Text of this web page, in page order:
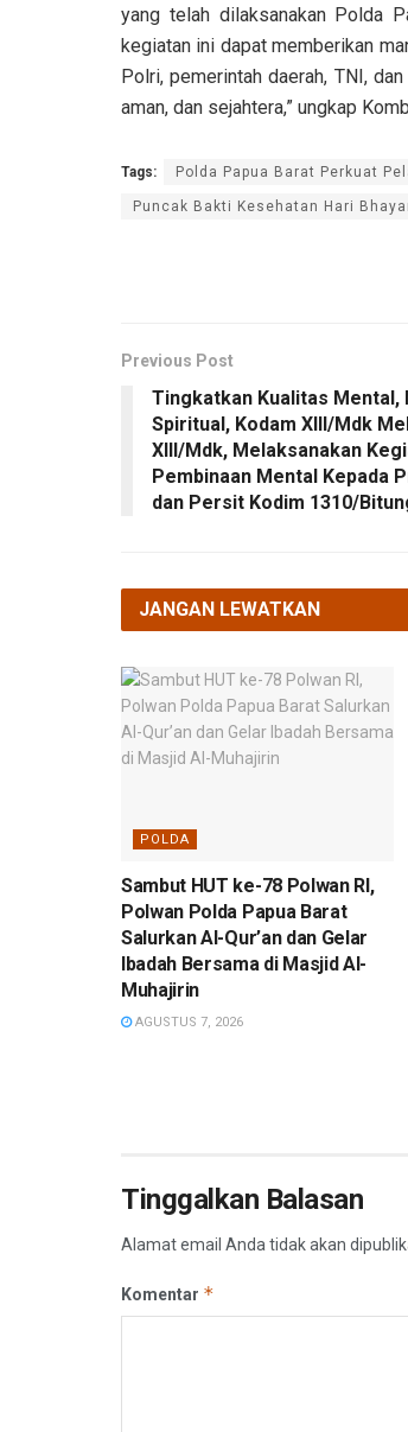
yang telah dilaksanakan Polda
kegiatan ini dapat memberikan
Polri, pemerintah daerah, TNI,
aman, dan sejahtera,” ungkap
Tags: Polda Papua Barat Perkuat
Puncak Bakti Kesehatan Hari
Previous Post
Tingkatkan Kualitas Mental,
Spiritual, Kodam XIII/Mdk
XIII/Mdk, Melaksanakan
Pembinaan Mental Kepada
dan Persit Kodim 1310/
JANGAN LEWATKAN
POLDA
Sambut HUT ke-78 Polwan RI,
Polwan Polda Papua Barat
Salurkan Al-Qur’an dan Gelar
Ibadah Bersama di Masjid Al-
Muhajirin
AGUSTUS 7, 2026
Tinggalkan Balasan
Alamat email Anda tidak akan
Komentar *